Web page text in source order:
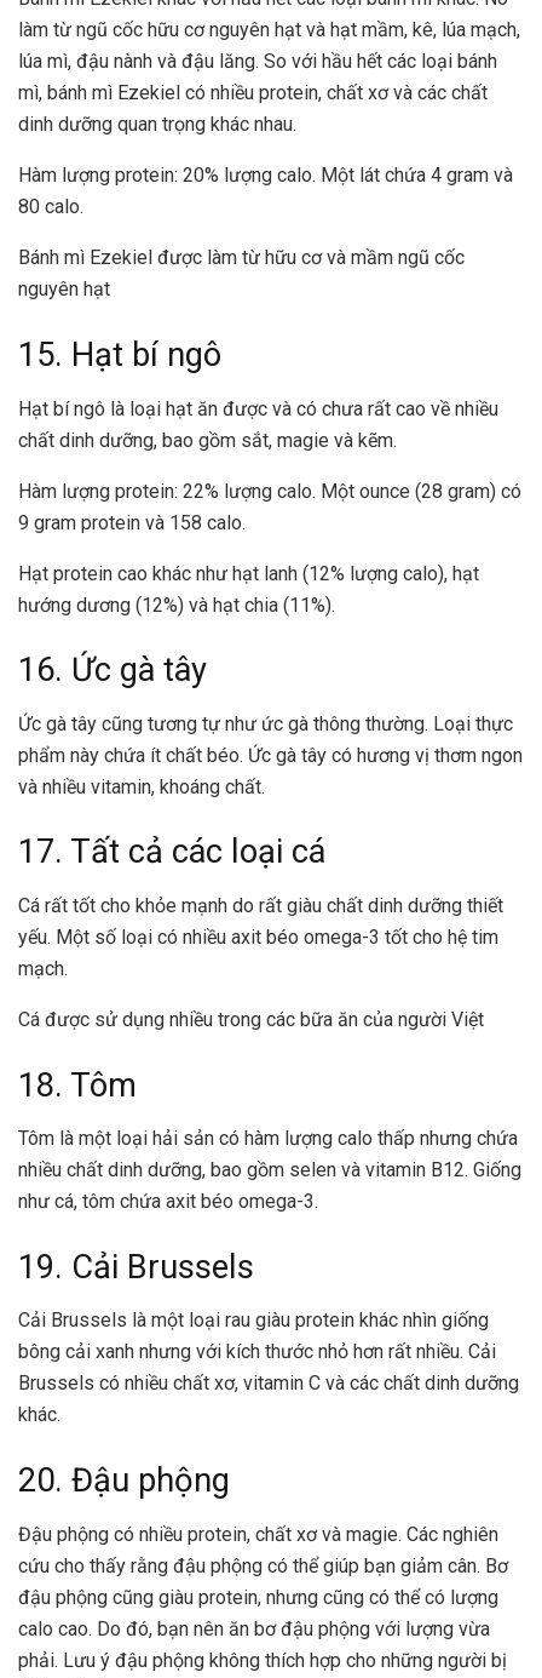
làm từ ngũ cốc hữu cơ nguyên hạt và hạt mầm, kê, lúa mạch,
lúa mì, đậu nành và đậu lăng. So với hầu hết các loại bánh
mì, bánh mì Ezekiel có nhiều protein, chất xơ và các chất
dinh dưỡng quan trọng khác nhau.
Hàm lượng protein: 20% lượng calo. Một lát chứa 4 gram và
80 calo.
Bánh mì Ezekiel được làm từ hữu cơ và mầm ngũ cốc
nguyên hạt
15. Hạt bí ngô
Hạt bí ngô là loại hạt ăn được và có chưa rất cao về nhiều
chất dinh dưỡng, bao gồm sắt, magie và kẽm.
Hàm lượng protein: 22% lượng calo. Một ounce (28 gram) có
9 gram protein và 158 calo.
Hạt protein cao khác như hạt lanh (12% lượng calo), hạt
hướng dương (12%) và hạt chia (11%).
16. Ức gà tây
Ức gà tây cũng tương tự như ức gà thông thường. Loại thực
phẩm này chứa ít chất béo. Ức gà tây có hương vị thơm ngon
và nhiều vitamin, khoáng chất.
17. Tất cả các loại cá
Cá rất tốt cho khỏe mạnh do rất giàu chất dinh dưỡng thiết
yếu. Một số loại có nhiều axit béo omega-3 tốt cho hệ tim
mạch.
Cá được sử dụng nhiều trong các bữa ăn của người Việt
18. Tôm
Tôm là một loại hải sản có hàm lượng calo thấp nhưng chứa
nhiều chất dinh dưỡng, bao gồm selen và vitamin B12. Giống
như cá, tôm chứa axit béo omega-3.
19. Cải Brussels
Cải Brussels là một loại rau giàu protein khác nhìn giống
bông cải xanh nhưng với kích thước nhỏ hơn rất nhiều. Cải
Brussels có nhiều chất xơ, vitamin C và các chất dinh dưỡng
khác.
20. Đậu phộng
Đậu phộng có nhiều protein, chất xơ và magie. Các nghiên
cứu cho thấy rằng đậu phộng có thể giúp bạn giảm cân. Bơ
đậu phộng cũng giàu protein, nhưng cũng có thể có lượng
calo cao. Do đó, bạn nên ăn bơ đậu phộng với lượng vừa
phải. Lưu ý đậu phộng không thích hợp cho những người bị